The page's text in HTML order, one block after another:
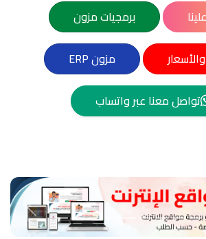
برمجيات مزون
مزون ERP
تواصل معنا عبر واتساب